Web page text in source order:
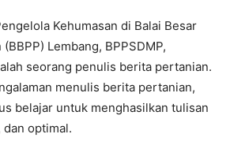
Kehumasan di Balai Besar
Lembang, BPPSDMP,
seorang penulis berita pertanian.
menulis berita pertanian,
belajar untuk menghasilkan tulisan
optimal.